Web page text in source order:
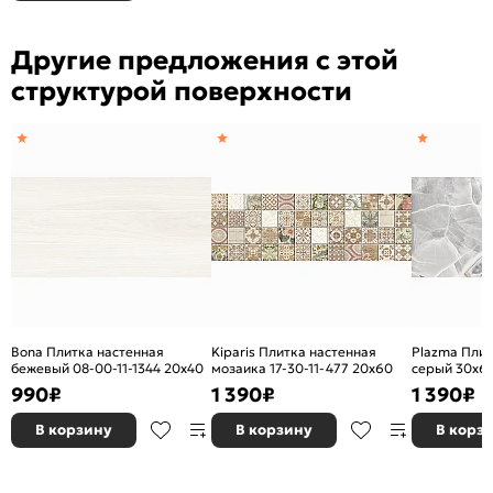
Другие предложения с этой
структурой поверхности
Bona Плитка настенная
бежевый 08-00-11-1344 20х40
990₽
В корзину
Kiparis Плитка настенная
мозаика 17-30-11-477 20х60
1 390₽
В корзину
Plazma
серый
1 390₽
В